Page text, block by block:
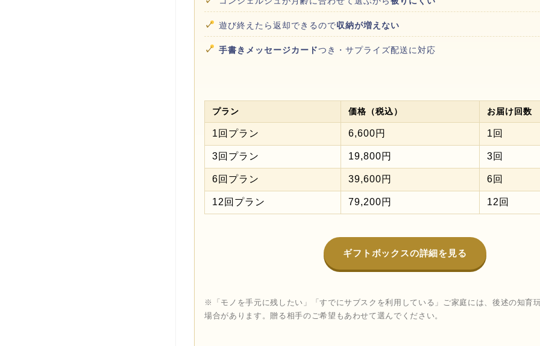
✓ 遊び終えたら返却できるので収納が増えない
✓ 手書きメッセージカードつき・サプライズ配送に対応
プラン 価格（税込） お届け回数
1回プラン 6,600円 1回
3回プラン 19,800円 3回
6回プラン 39,600円 6回
12回プラン 79,200円 12回
ギフトボックスの詳細を見る
※「モノを手元に残したい」「すでにサブスクを利用している」ご家庭には、後述の知育
場合があります。贈る相手のご希望もあわせて選んでください。